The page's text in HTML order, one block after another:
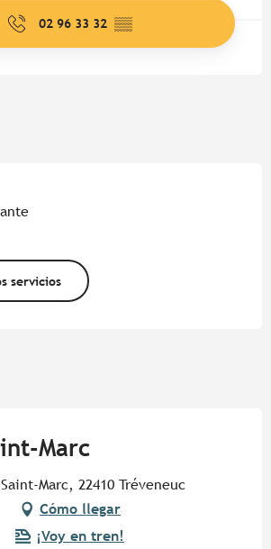
02 96 33 32 ▒▒
servicios
Marc
Marc, 22410 Tréveneuc
Cómo llegar
¡Voy en tren!